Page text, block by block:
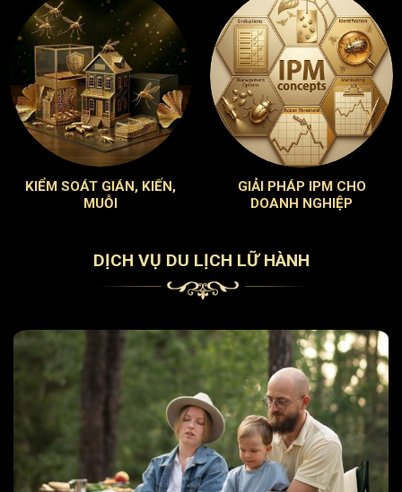
KIỂM SOÁT GIÁN, KIẾN,
MUỖI
GIẢI PHÁP IPM CHO
DOANH NGHIỆP
DỊCH VỤ DU LỊCH LỮ HÀNH